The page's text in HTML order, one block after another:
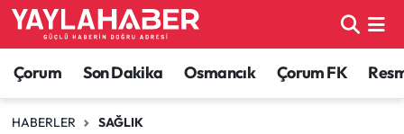
Çorum Son Dakika Osmancık Çorum FK
HABERLER SAĞLIK
Alaca Haberleri
Bayat Haberleri
Çorum Nöbetçi Eczaneler
Çorum Hava Durumu